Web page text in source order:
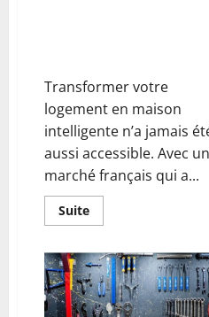
catastrophe)
Transformer votre
logement en maison
intelligente n’a jamais
aussi accessible. Avec un
marché français qui a...
SuiteEn
savoir
Comment
choisir
votre
système
domotique